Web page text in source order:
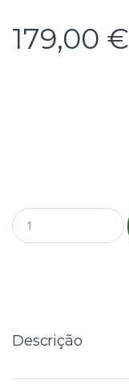
179,00 €
Q
u
Descrição